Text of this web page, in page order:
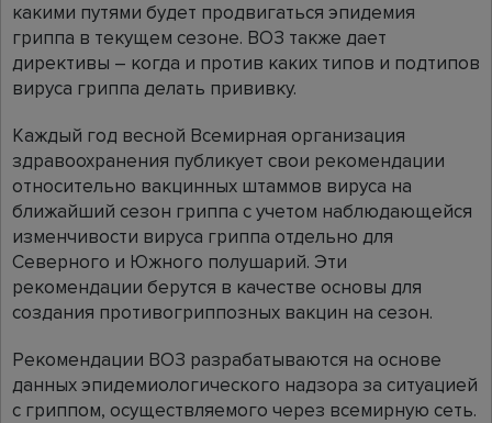
какими путями будет продвигаться эпидемия
гриппа в текущем cезоне. ВОЗ также дает
директивы – когда и против каких типов и подтипов
вируса гриппа делать прививку.
Каждый год весной Всемирная организация
здравоохранения публикует свои рекомендации
относительно вакцинных штаммов вируса на
ближайший сезон гриппа с учетом наблюдающейся
изменчивости вируса гриппа отдельно для
Северного и Южного полушарий. Эти
рекомендации берутся в качестве основы для
создания противогриппозных вакцин на сезон.
Рекомендации ВОЗ разрабатываются на основе
данных эпидемиологического надзора за ситуацией
с гриппом, осуществляемого через всемирную сеть.